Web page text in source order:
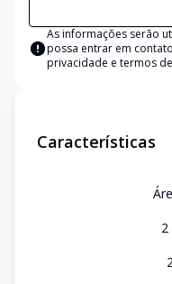
As informações serão
possa entrar em
privacidade e termos
Características
2